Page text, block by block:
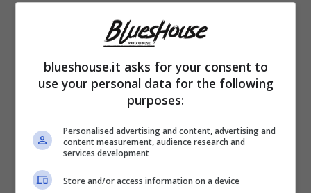
L’attrice sa che andrà incontro a delle
difficoltà ma non per questo intende mollare:
“Rido e scherzo sempre, nell’illusione che la
vita sia sempre quella di prima, ma ammetto
facile. Mi hanno consigliato di effettuare cure
di chemioterapie ogni 15 giorni e so che
blueshouse.it asks for your consent to
use your personal data for the following
purposes:
Personalised advertising and content, advertising and
content measurement, audience research and
services development
Store and/or access information on a device